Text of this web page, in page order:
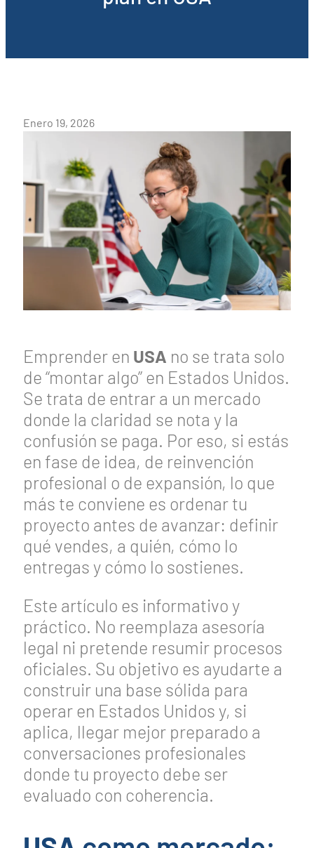
Enero 19, 2026
Emprender en USA no se trata solo
de “montar algo” en Estados Unidos.
Se trata de entrar a un mercado
donde la claridad se nota y la
confusión se paga. Por eso, si estás
en fase de idea, de reinvención
profesional o de expansión, lo que
más te conviene es ordenar tu
proyecto antes de avanzar: definir
qué vendes, a quién, cómo lo
entregas y cómo lo sostienes.
Este artículo es informativo y
práctico. No reemplaza asesoría
legal ni pretende resumir procesos
oficiales. Su objetivo es ayudarte a
construir una base sólida para
operar en Estados Unidos y, si
aplica, llegar mejor preparado a
conversaciones profesionales
donde tu proyecto debe ser
evaluado con coherencia.